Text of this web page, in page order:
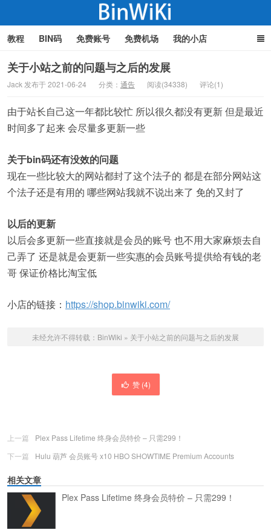
教程 BIN码 免费账号 免费机场 我的小店
关于小站之前的问题与之后的发展
Jack 发布于 2021-06-24 分类： 通告 阅读(34338) 评论(1)
由于站长自己这一年都比较忙 所以很久都没有更新 但是最近
时间多了起来 会尽量多更新一些
关于bin码还有没效的问题
现在一些比较大的网站都封了这个法子的 都是在部分网站这
个法子还是有用的 哪些网站我就不说出来了 免的又封了
以后的更新
以后会多更新一些直接就是会员的账号 也不用大家麻烦去自
己弄了 还是就是会更新一些实惠的会员账号提供给有钱的老
哥 保证价格比淘宝低
小店的链接： https://shop.binwiki.com/
未经允许不得转载： BinWiki » 关于小站之前的问题与之后的发展
赞 (4)
上一篇
Plex Pass Lifetime 终身会员特价 – 只需299！
下一篇
Hulu 葫芦 会员账号 x10 HBO SHOWTIME Premium Accounts
相关文章
Plex Pass Lifetime 终身会员特价 – 只需299！